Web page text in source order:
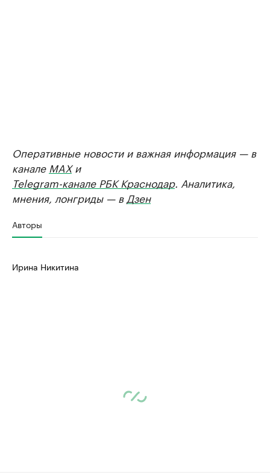
Оперативные новости и важная информация — в
канале MAXи
Telegram-канале РБК Краснодар. Аналитика,
мнения, лонгриды — в Дзен
Авторы
Ирина Никитина